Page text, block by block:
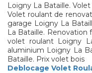
Loigny La Bataille.
Volet roulant de
garage Loigny La
La Bataille. Renovation
volet roulant Loigny
aluminium Loigny La
Bataille. Prix volet bois
Deblocage Volet